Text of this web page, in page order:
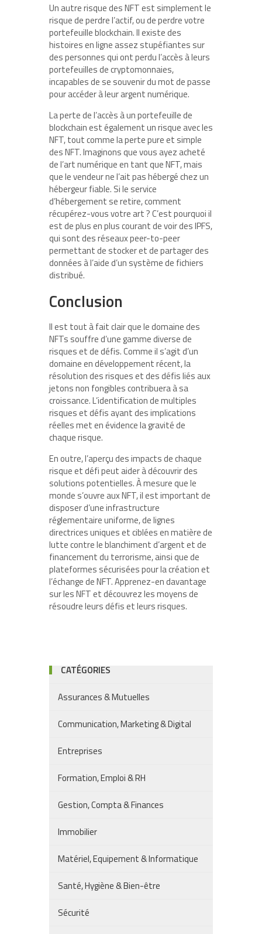
Un autre risque des NFT est simplement le
risque de perdre l’actif, ou de perdre votre
portefeuille blockchain. Il existe des
histoires en ligne assez stupéfiantes sur
des personnes qui ont perdu l’accès à leurs
portefeuilles de cryptomonnaies,
incapables de se souvenir du mot de passe
pour accéder à leur argent numérique.
La perte de l’accès à un portefeuille de
blockchain est également un risque avec les
NFT, tout comme la perte pure et simple
des NFT. Imaginons que vous ayez acheté
de l’art numérique en tant que NFT, mais
que le vendeur ne l’ait pas hébergé chez un
hébergeur fiable. Si le service
d’hébergement se retire, comment
récupérez-vous votre art ? C’est pourquoi il
est de plus en plus courant de voir des IPFS,
qui sont des réseaux peer-to-peer
permettant de stocker et de partager des
données à l’aide d’un système de fichiers
distribué.
Conclusion
Il est tout à fait clair que le domaine des
NFTs souffre d’une gamme diverse de
risques et de défis. Comme il s’agit d’un
domaine en développement récent, la
résolution des risques et des défis liés aux
jetons non fongibles contribuera à sa
croissance. L’identification de multiples
risques et défis ayant des implications
réelles met en évidence la gravité de
chaque risque.
En outre, l’aperçu des impacts de chaque
risque et défi peut aider à découvrir des
solutions potentielles. À mesure que le
monde s’ouvre aux NFT, il est important de
disposer d’une infrastructure
réglementaire uniforme, de lignes
directrices uniques et ciblées en matière de
lutte contre le blanchiment d’argent et de
financement du terrorisme, ainsi que de
plateformes sécurisées pour la création et
l’échange de NFT. Apprenez-en davantage
sur les NFT et découvrez les moyens de
résoudre leurs défis et leurs risques.
CATÉGORIES
Assurances & Mutuelles
Communication, Marketing & Digital
Entreprises
Formation, Emploi & RH
Gestion, Compta & Finances
Immobilier
Matériel, Equipement & Informatique
Santé, Hygiène & Bien-être
Sécurité